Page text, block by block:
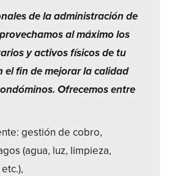
de la administración de
al máximo los
y activos físicos de tu
el fin de mejorar la calidad
Ofrecemos entre
gestión de cobro,
(agua, luz, limpieza,